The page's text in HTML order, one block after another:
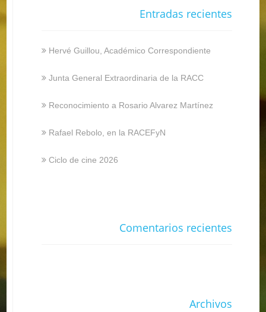
Entradas recientes
Hervé Guillou, Académico Correspondiente
Junta General Extraordinaria de la RACC
Reconocimiento a Rosario Alvarez Martínez
Rafael Rebolo, en la RACEFyN
Ciclo de cine 2026
Comentarios recientes
Archivos